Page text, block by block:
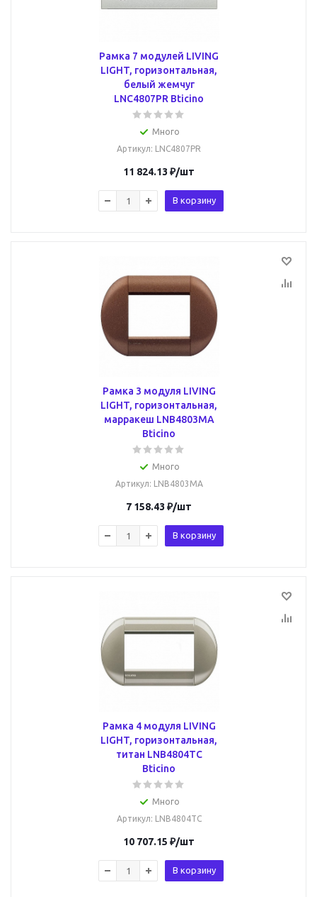
Рамка 7 модулей LIVING
LIGHT, горизонтальная,
белый жемчуг
LNC4807PR Bticino
Много
Артикул: LNC4807PR
11 824.13 ₽/шт
В корзину
Рамка 3 модуля LIVING
LIGHT, горизонтальная,
марракеш LNB4803MA
Bticino
Много
Артикул: LNB4803MA
7 158.43 ₽/шт
В корзину
Рамка 4 модуля LIVING
LIGHT, горизонтальная,
титан LNB4804TC
Bticino
Много
Артикул: LNB4804TC
10 707.15 ₽/шт
В корзину